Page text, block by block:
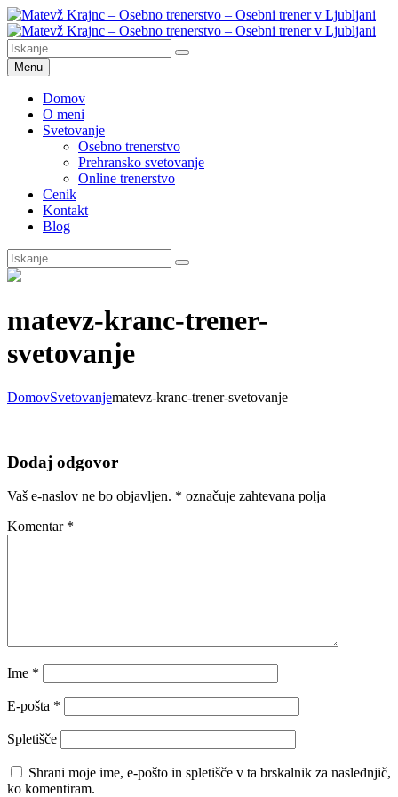
Skip
to
content
Matevž Krajnc – Osebno trenerstvo – Osebni trener v Ljubljani
Osebno trenerstvo
Search
Search
Search
for:Menu
Domov
O meni
Svetovanje
Osebno trenerstvo
Prehransko svetovanje
Online trenerstvo
Cenik
Kontakt
Blog
Search
for:
Overlay
matevz-kranc-trener-
svetovanje
DomovSvetovanjematevz-kranc-trener-svetovanje
Dodaj odgovor
Vaš e-naslov ne bo objavljen. * označuje zahtevana polja
Komentar *
Ime *
E-pošta *
Spletišče
Shrani moje ime, e-pošto in spletišče v ta brskalnik za naslednjič,
ko komentiram.